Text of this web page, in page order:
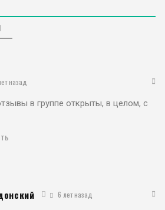
назад
в группе открыты, в целом, с
6 лет назад